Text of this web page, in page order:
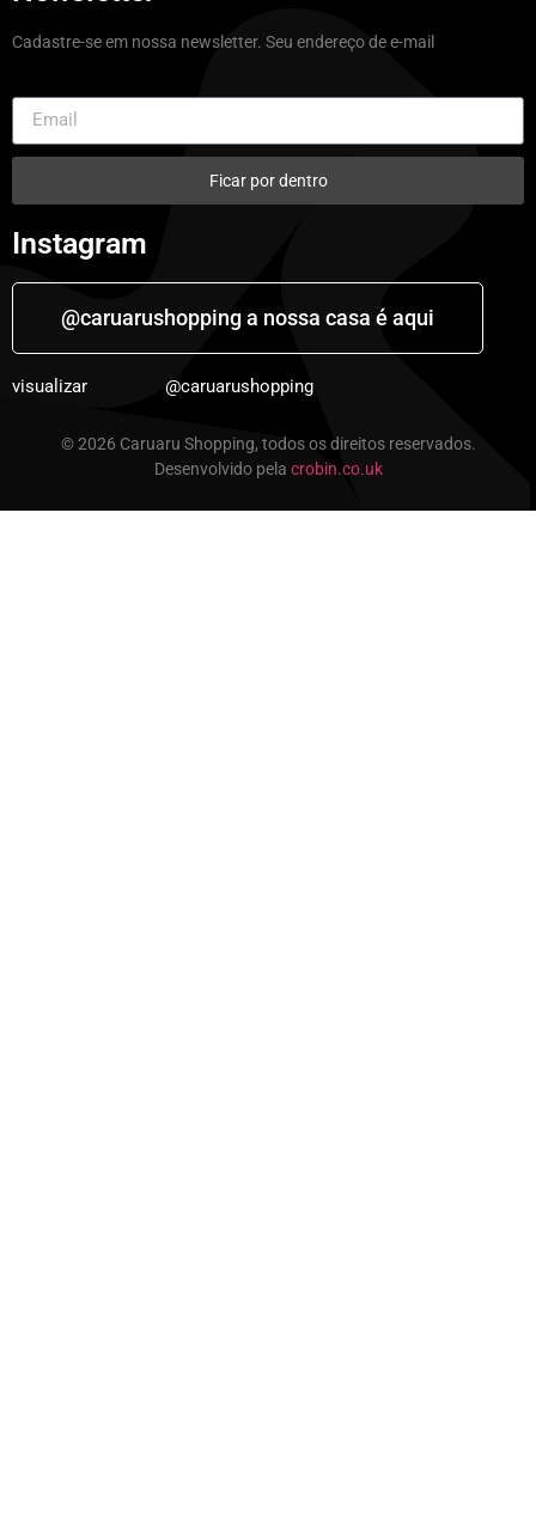
Cadastre-se em nossa newsletter. Seu endereço de e-mail
Ficar por dentro
Instagram
@caruarushopping a nossa casa é aqui
visualizar @caruarushopping
© 2026 Caruaru Shopping, todos os direitos reservados.
Desenvolvido pela crobin.co.uk